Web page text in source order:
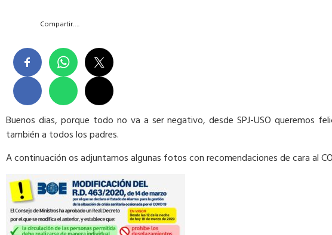
Compartir….
Buenos dias, porque todo no va a ser negativo, desde SPJ-USO queremos
también a todos los padres.
A continuación os adjuntamos algunas fotos con recomendaciones de cara al